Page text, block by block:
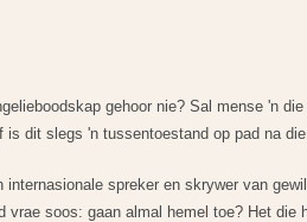
gehoor nie? Sal mense 'n
is dit slegs 'n tussentoestand op pad na
internasionale spreker en skrywer van
vrae soos: gaan almal hemel toe? Het